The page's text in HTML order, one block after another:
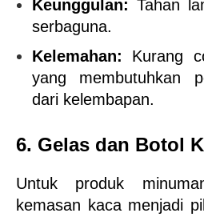
Keunggulan: Tahan
serbaguna.
Kelemahan: Kurang
yang membutuhkan
dari kelembapan.
6. Gelas dan Botol
Untuk produk
kemasan kaca menjadi